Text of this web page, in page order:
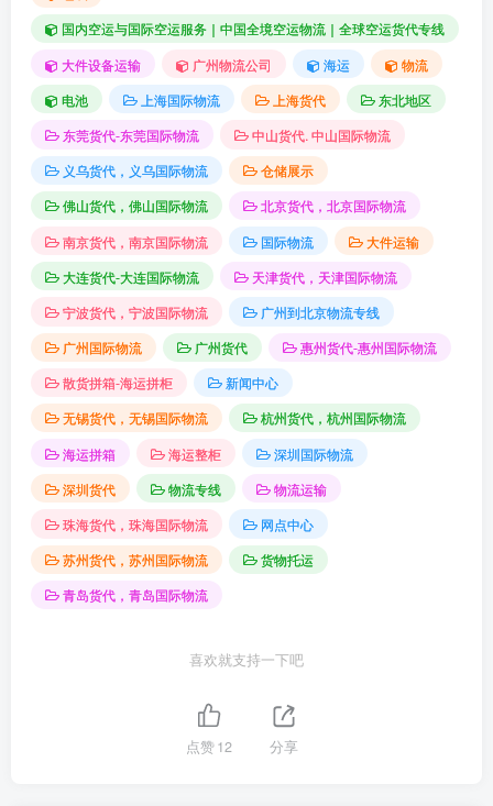
国内空运与国际空运服务｜中国全境空运物流｜全球空运货代专线
大件设备运输
广州物流公司 海运
物流
电池
上海国际物流 上海货代
东北地区
东莞货代-东莞国际物流
中山货代. 中山国际物流
义乌货代，义乌国际物流
仓储展示
佛山货代，佛山国际物流
北京货代，北京国际物流
南京货代，南京国际物流
国际物流
大件运输
大连货代-大连国际物流
天津货代，天津国际物流
宁波货代，宁波国际物流
广州到北京物流专线
广州国际物流
广州货代
惠州货代-惠州国际物流
散货拼箱-海运拼柜
新闻中心
无锡货代，无锡国际物流
杭州货代，杭州国际物流
海运拼箱
海运整柜
深圳国际物流
深圳货代
物流专线
物流运输
珠海货代，珠海国际物流
网点中心
苏州货代，苏州国际物流
货物托运
青岛货代，青岛国际物流
喜欢就支持一下吧
点赞12 分享